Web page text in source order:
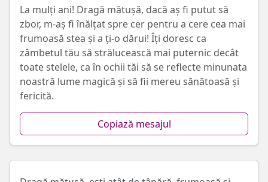
La mulți ani! Dragă mătușă, dacă aș fi putut să
zbor, m-aș fi înălțat spre cer pentru a cere cea mai
frumoasă stea și a ți-o dărui! Îți doresc ca
zâmbetul tău să strălucească mai puternic decât
toate stelele, ca în ochii tăi să se reflecte minunata
noastră lume magică și să fii mereu sănătoasă și
fericită.
Copiază mesajul